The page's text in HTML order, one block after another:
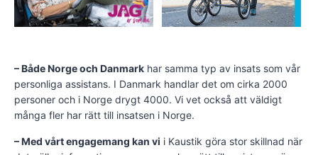
– Både Norge och Danmark har samma typ av insats som vår
personliga assistans. I Danmark handlar det om cirka 2000
personer och i Norge drygt 4000. Vi vet också att väldigt
många fler har rätt till insatsen i Norge.
– Med vårt engagemang kan vi i Kaustik göra stor skillnad när